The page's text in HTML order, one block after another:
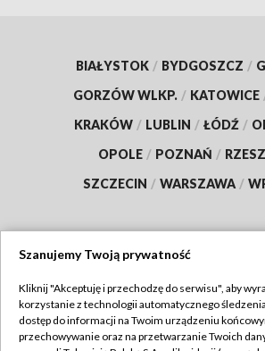
BIAŁYSTOK / BYDGOSZCZ /
GORZÓW WLKP. / KATOWICE
KRAKÓW / LUBLIN / ŁÓDŹ /
OPOLE / POZNAŃ /
SZCZECIN / WARSZAWA /
TVP
Abonament TVP
Regulamin TVP
Szanujemy Twoją prywatność
Kliknij "Akceptuję i przechodzę do serwisu", aby
korzystanie z technologii automatycznego
dostęp do informacji na Twoim urządzeniu
przechowywanie oraz na przetwarzanie Twoich